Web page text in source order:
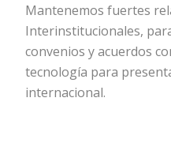
Mantenemos fuertes
Interinstitucionales,
convenios y acuerdos
tecnología para
internacional.